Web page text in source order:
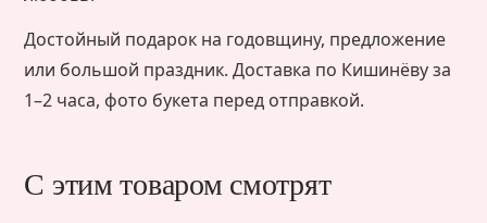
Достойный подарок на годовщину, предложение
или большой праздник. Доставка по Кишинёву за
1–2 часа, фото букета перед отправкой.
С этим товаром смотрят